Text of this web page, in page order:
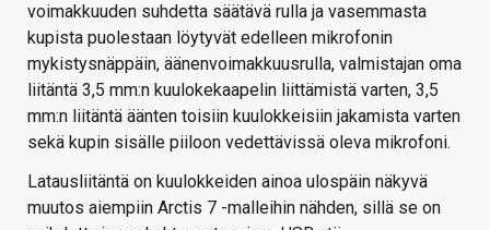
voimakkuuden suhdetta säätävä rulla ja vasemmasta
kupista puolestaan löytyvät edelleen mikrofonin
mykistysnäppäin, äänenvoimakkuusrulla, valmistajan oma
liitäntä 3,5 mm:n kuulokekaapelin liittämistä varten, 3,5
mm:n liitäntä äänten toisiin kuulokkeisiin jakamista varten
sekä kupin sisälle piiloon vedettävissä oleva mikrofoni.
Latausliitäntä on kuulokkeiden ainoa ulospäin näkyvä
muutos aiempiin Arctis 7 -malleihin nähden, sillä se on